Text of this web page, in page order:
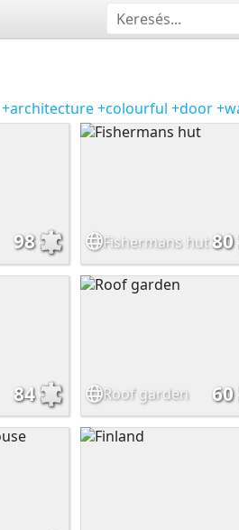
+architecture+colourful +door
98 Fishermans hut80
84 Roof garden 60